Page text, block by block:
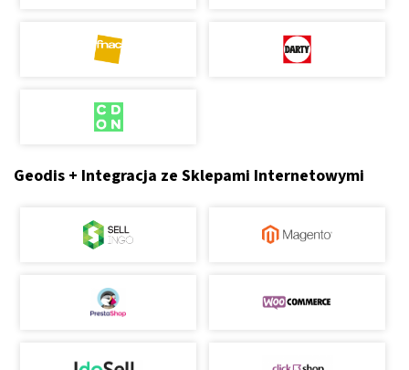
Geodis + Integracja ze Sklepami Internetowymi